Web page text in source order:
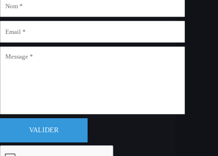
VALIDER